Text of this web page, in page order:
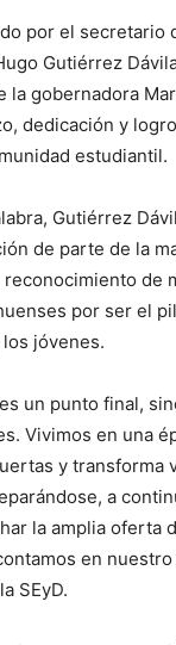
por el secretario
Gutiérrez
la gobernadora
dedicación y
estudiantil.
Gutiérrez
de parte de la
de
por ser el
jóvenes.
un punto final,
Vivimos en una
y transforma
a
la amplia oferta
en nuestro
SEyD.